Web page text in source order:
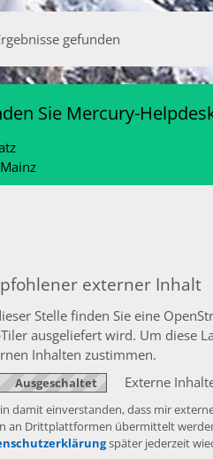
gefunden
Sie Mercury-
Mainz
externer Inhalt
Stelle finden Sie eine
ausgeliefert wird. Um diese
Inhalten zustimmen.
Externe
damit einverstanden, dass mir
an Drittplattformen übermittelt
später jederzeit